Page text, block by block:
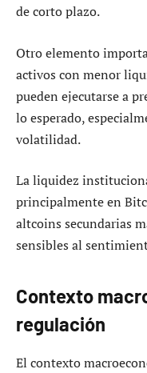
de corto plazo.
Otro elemento
activos con menor
pueden ejecutarse a
lo esperado,
volatilidad.
La liquidez
principalmente en
altcoins secundarias
sensibles al
Contexto
regulación
El contexto